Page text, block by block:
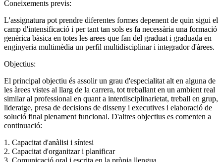
Coneixements previs:
L'assignatura pot prendre diferentes formes depenent de quin sigui el
camp d'intensificació i per tant tan sols es fa necessària una formació
genèrica bàsica en totes les arees que fan del graduat i graduada en
enginyeria multimèdia un perfil multidisciplinar i integrador d'àrees.
Objectius:
El principal objectiu és assolir un grau d'especialitat alt en alguna de
les àrees vistes al llarg de la carrera, tot treballant en un ambient real
similar al professional en quant a interdisciplinarietat, treball en grup,
lideratge, presa de decisions de disseny i executives i elaboració de
solució final plenament funcional. D'altres objectius es comenten a
continuació:
1. Capacitat d'anàlisi i síntesi
2. Capacitat d'organitzar i planificar
3. Comunicació oral i escrita en la pròpia llengua